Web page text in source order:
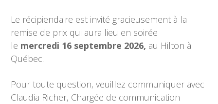
Le récipiendaire est invité gracieusement à la
remise de prix qui aura lieu en soirée
le mercredi 16 septembre 2026, au Hilton à
Québec.
Pour toute question, veuillez communiquer avec
Claudia Richer, Chargée de communication